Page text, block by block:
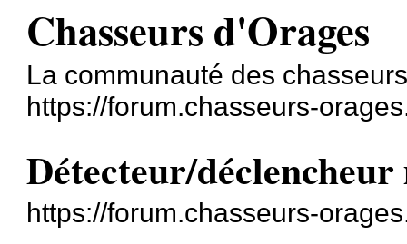
Chasseurs d'Orages
La communauté des
https://forum.chasseurs-
Détecteur/
https://forum.chasseurs-